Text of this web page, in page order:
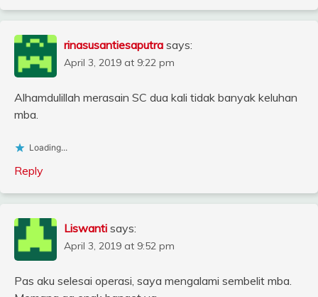
rinasusantiesaputra says:
April 3, 2019 at 9:22 pm
Alhamdulillah merasain SC dua kali tidak banyak keluhan
mba.
Loading...
Reply
Liswanti says:
April 3, 2019 at 9:52 pm
Pas aku selesai operasi, saya mengalami sembelit mba.